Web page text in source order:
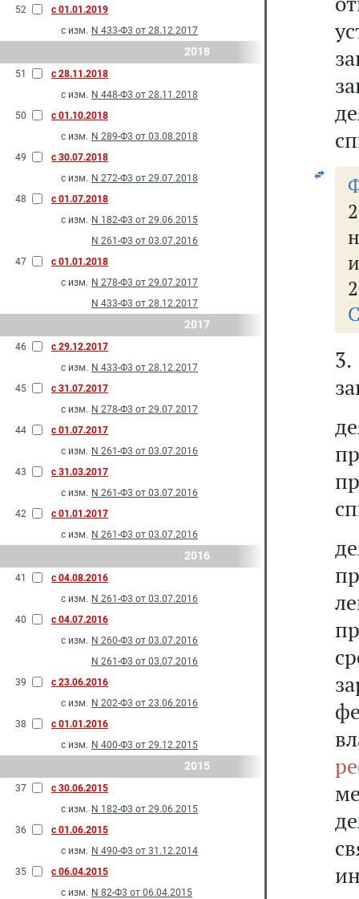
52
с 01.01.2019
с изм. N 433-Ф3 от 28.12.2017
2018
51
с 28.11.2018
с изм. N 448-Ф3 от 28.11.2018
50
с 01.10.2018
с изм. N 289-Ф3 от 03.08.2018
49
с 30.07.2018
с изм. N 272-Ф3 от 29.07.2018
48
с 01.07.2018
с изм. N 182-Ф3 от 29.06.2015
N 261-Ф3 от 03.07.2016
47
с 01.01.2018
с изм. N 278-Ф3 от 29.07.2017
N 433-Ф3 от 28.12.2017
2017
46
с 29.12.2017
с изм. N 433-Ф3 от 28.12.2017
45
с 31.07.2017
с изм. N 278-Ф3 от 29.07.2017
44
с 01.07.2017
с изм. N 261-Ф3 от 03.07.2016
43
с 31.03.2017
с изм. N 261-Ф3 от 03.07.2016
42
с 01.01.2017
с изм. N 261-Ф3 от 03.07.2016
2016
41
с 04.08.2016
с изм. N 261-Ф3 от 03.07.2016
40
с 04.07.2016
с изм. N 260-Ф3 от 03.07.2016
N 261-Ф3 от 03.07.2016
39
с 23.06.2016
с изм. N 202-Ф3 от 23.06.2016
38
с 01.01.2016
с изм. N 400-Ф3 от 29.12.2015
2015
37
с 30.06.2015
с изм. N 182-Ф3 от 29.06.2015
36
с 01.06.2015
с изм. N 490-Ф3 от 31.12.2014
35
с 06.04.2015
с изм. N 82-Ф3 от 06.04.2015